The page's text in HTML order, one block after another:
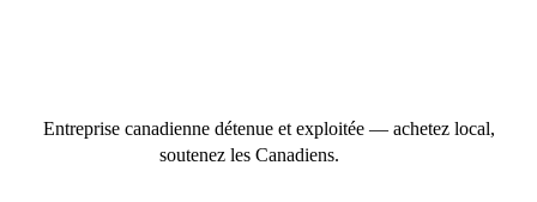
Entreprise canadienne détenue et exploitée — achetez local,
soutenez les Canadiens.